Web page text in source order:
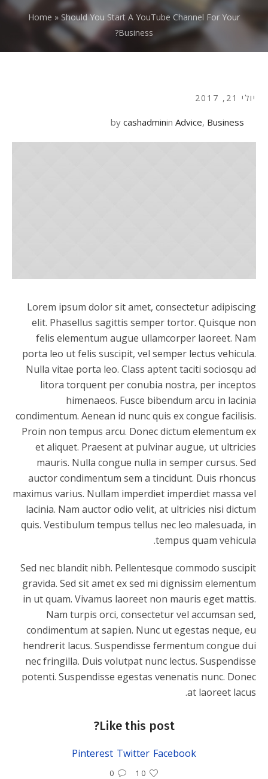
Home » Should You Start A YouTube Channel For Your
Business?
יולי 21, 2017
by cashadminin Advice, Business
Lorem ipsum dolor sit amet, consectetur adipiscing
elit. Phasellus sagittis semper tortor. Quisque non
felis elementum augue ullamcorper laoreet. Nam
porta leo ut felis suscipit, vel semper lectus vehicula.
Nulla vitae porta leo. Class aptent taciti sociosqu ad
litora torquent per conubia nostra, per inceptos
himenaeos. Fusce bibendum arcu in lacinia
condimentum. Aenean id nunc quis ex congue facilisis.
Proin non tempus arcu. Donec dictum elementum ex
et aliquet. Praesent at pulvinar augue, ut ultricies
mauris. Nulla congue nulla in semper cursus. Sed
auctor condimentum sem a tincidunt. Duis rhoncus
maximus varius. Nullam imperdiet imperdiet massa vel
lacinia. Nam auctor odio velit, at ultricies nisi dictum
quis. Vestibulum tempus tellus nec leo malesuada, in
tempus quam vehicula.
Sed nec blandit nibh. Pellentesque commodo suscipit
gravida. Sed sit amet ex sed mi dignissim elementum
in ut quam. Vivamus laoreet non mauris eget mattis.
Nam turpis orci, consectetur vel accumsan sed,
condimentum at sapien. Nunc ut egestas neque, eu
hendrerit lacus. Suspendisse fermentum congue dui
nec fringilla. Duis volutpat nunc lectus. Suspendisse
potenti. Suspendisse egestas venenatis nunc. Donec
at laoreet lacus.
Like this post?
Facebook
Twitter
Pinterest
10
0